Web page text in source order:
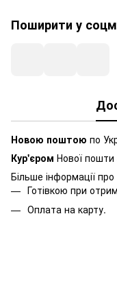
Поширити у
Новою поштою по
Кур'єром Нової пошти
Більше інформації
Готівкою при
Оплата на карту.